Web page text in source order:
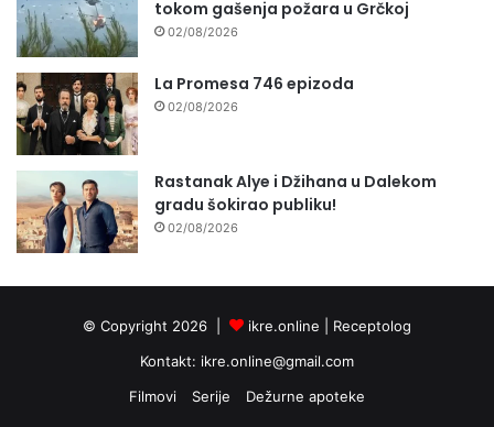
tokom gašenja požara u Grčkoj
02/08/2026
La Promesa 746 epizoda
02/08/2026
Rastanak Alye i Džihana u Dalekom
gradu šokirao publiku!
02/08/2026
© Copyright 2026 | ikre.online | Receptolog
Kontakt: ikre.online@gmail.com
Filmovi
Serije Dežurne apoteke